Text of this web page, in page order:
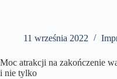
11 września 2022
Moc atrakcji na zakończenie
i nie tylko